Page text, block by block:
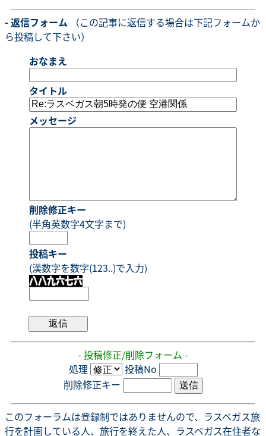
- 返信フォーム （この記事に返信する場合は下記フォームか
ら投稿して下さい）
おなまえ
タイトル
メッセージ
削除修正キー
(半角英数字4文字まで)
投稿キー
(漢数字を数字(123..)で入力)
- 投稿修正/削除フォーム -
処理
投稿No
削除修正キー
このフォーラムは登録制ではありませんので、ラスベガス旅
行を計画している人、旅行を終えた人、ラスベガス在住者な